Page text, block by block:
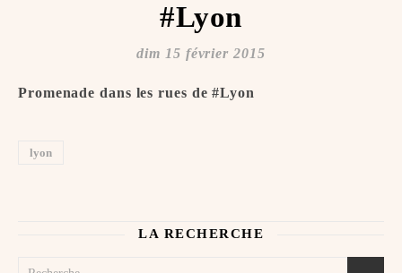
#Lyon
dim 15 février 2015
Promenade dans les rues de #Lyon
lyon
LA RECHERCHE